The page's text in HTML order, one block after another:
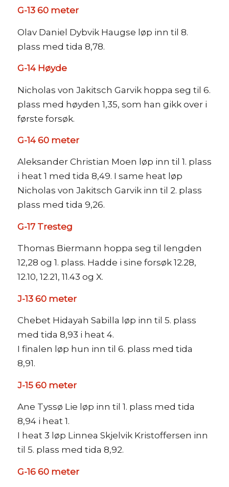
G-13 60 meter
Olav Daniel Dybvik Haugse løp inn til 8.
plass med tida 8,78.
G-14 Høyde
Nicholas von Jakitsch Garvik hoppa seg til 6.
plass med høyden 1,35, som han gikk over i
første forsøk.
G-14 60 meter
Aleksander Christian Moen løp inn til 1. plass
i heat 1 med tida 8,49. I same heat løp
Nicholas von Jakitsch Garvik inn til 2. plass
plass med tida 9,26.
G-17 Tresteg
Thomas Biermann hoppa seg til lengden
12,28 og 1. plass. Hadde i sine forsøk 12.28,
12.10, 12.21, 11.43 og X.
J-13 60 meter
Chebet Hidayah Sabilla løp inn til 5. plass
med tida 8,93 i heat 4.
I finalen løp hun inn til 6. plass med tida
8,91.
J-15 60 meter
Ane Tyssø Lie løp inn til 1. plass med tida
8,94 i heat 1.
I heat 3 løp Linnea Skjelvik Kristoffersen inn
til 5. plass med tida 8,92.
G-16 60 meter